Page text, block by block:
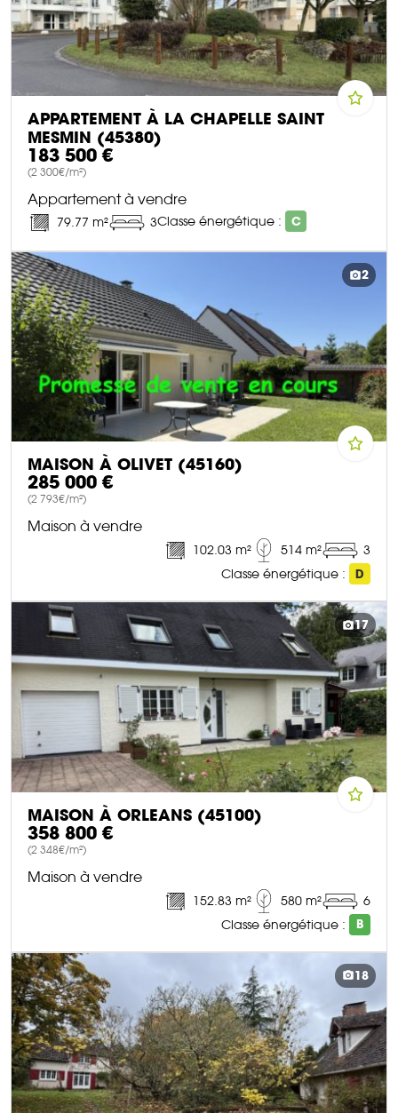
APPARTEMENT À LA CHAPELLE SAINT
MESMIN (45380)
183 500 €
(2 300€/m²)
Appartement à vendre
79.77 m² 3Classe énergétique : C
DÉCOUVRIR CE BIEN
2
MAISON À OLIVET (45160)
285 000 €
(2 793€/m²)
Maison à vendre
102.03 m² 514 m²
3
Classe énergétique :
D
DÉCOUVRIR CE BIEN
17
MAISON À ORLEANS (45100)
358 800 €
(2 348€/m²)
Maison à vendre
152.83 m² 580 m²
6
Classe énergétique :
B
DÉCOUVRIR CE BIEN
18